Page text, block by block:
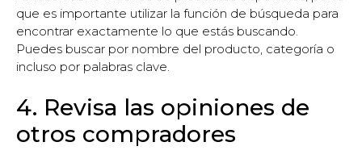
que es importante utilizar la función de búsqueda para
encontrar exactamente lo que estás buscando.
Puedes buscar por nombre del producto, categoría o
incluso por palabras clave.
4. Revisa las opiniones de
otros compradores